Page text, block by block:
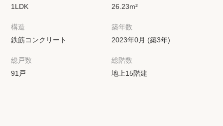
1LDK
26.23m²
構造
鉄筋コンクリート
築年数
2023年0月 (築3年)
総戸数
91戸
総階数
地上15階建